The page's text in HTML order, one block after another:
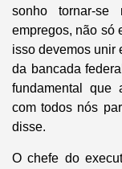
sonho tornar-se
empregos, não só
isso devemos unir
da bancada
fundamental que
com todos nós
disse.
O chefe do